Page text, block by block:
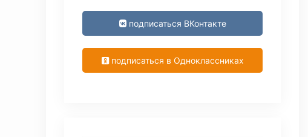
подписаться ВКонтакте
подписаться в Одноклассниках